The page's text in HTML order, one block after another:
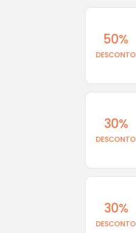
50%
DESCONTO
30%
DESCONTO
30%
DESCONTO